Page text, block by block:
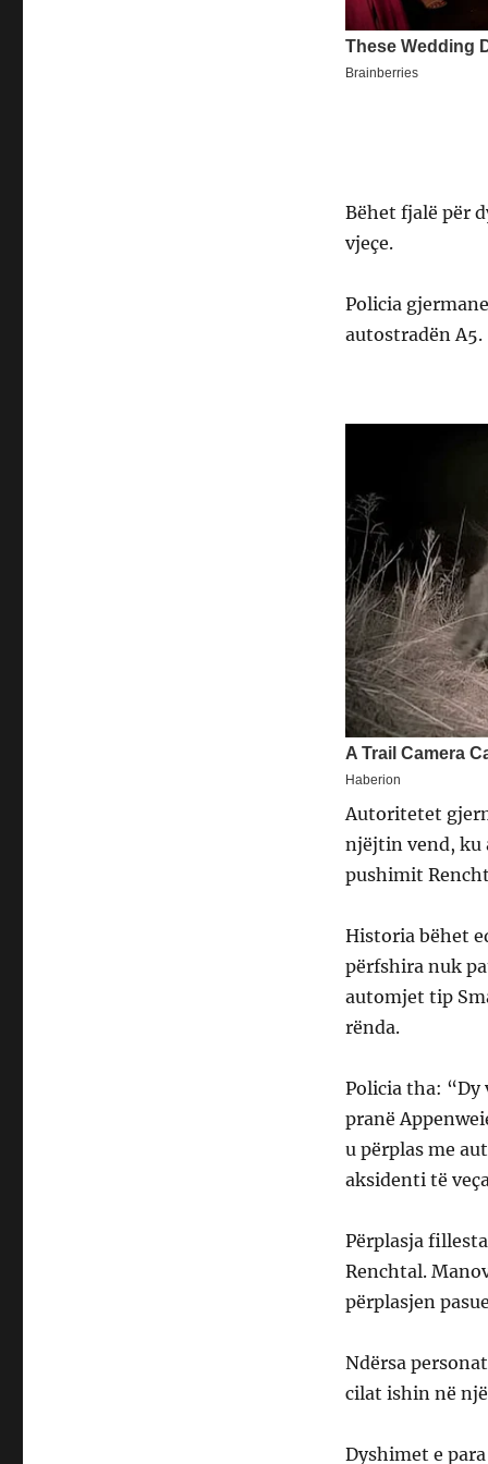
Bëhet fjalë për
vjeçe.
Policia
autostradën A5.
Autoritetet
njëjtin vend, ku
pushimit
Historia bëhet
përfshira nuk
automjet tip
rënda.
Policia tha: “Dy
pranë
u përplas me
aksidenti të
Përplasja
Renchtal.
përplasjen
Ndërsa
cilat ishin në
Dyshimet e